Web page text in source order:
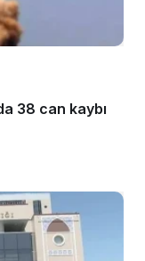
38 can kaybı